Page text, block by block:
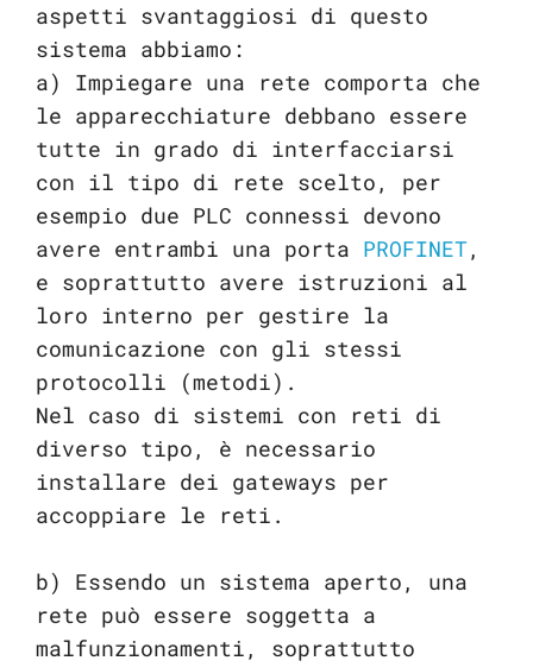
aspetti svantaggiosi di questo
sistema abbiamo:
a) Impiegare una rete comporta che
le apparecchiature debbano essere
tutte in grado di interfacciarsi
con il tipo di rete scelto, per
esempio due PLC connessi devono
avere entrambi una porta PROFINET,
e soprattutto avere istruzioni al
loro interno per gestire la
comunicazione con gli stessi
protocolli (metodi).
Nel caso di sistemi con reti di
diverso tipo, è necessario
installare dei gateways per
accoppiare le reti.
b) Essendo un sistema aperto, una
rete può essere soggetta a
malfunzionamenti, soprattutto